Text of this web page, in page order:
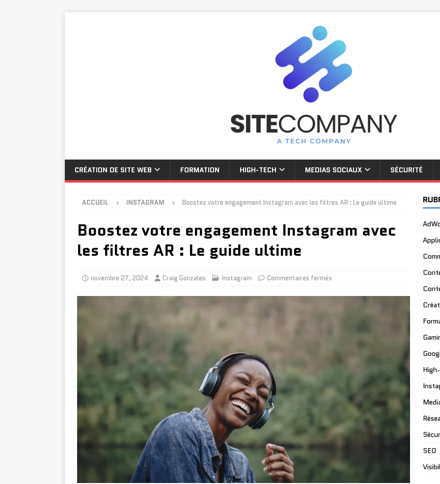
CRÉATION DE SITE WEB FORMATION HIGH-TECH MEDIAS SOCIAUX SÉCURITÉ
ACCUEIL INSTAGRAM Boostez votre engagement Instagram avec les filtres AR : Le guide ultime
Boostez votre engagement Instagram avec
les filtres AR : Le guide ultime
novembre 27, 2024 Craig Gonzales Instagram Commentaires fermés
SEO